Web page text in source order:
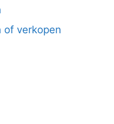
of verkopen